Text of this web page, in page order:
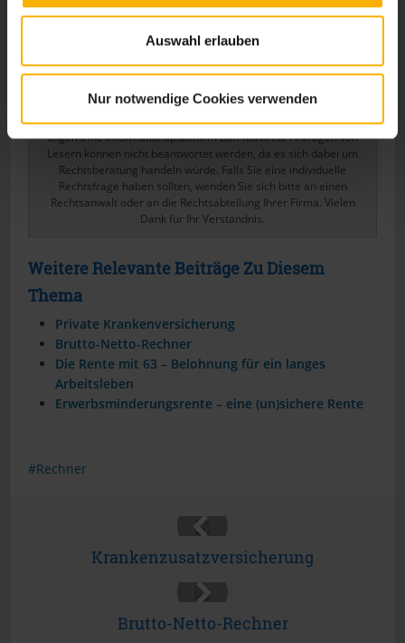
Auswahl erlauben
Nur notwendige Cookies verwenden
Wirtschaftsraum hat.
passenden Tarif zu finden!
Wichtig:Das Portal personal-wissen.net stellt lediglich eine
allgemeine Informationsplattform dar. Konkrete Anfragen von
Lesern können nicht beantwortet werden, da es sich dabei um
Rechtsberatung handeln würde. Falls Sie eine individuelle
Rechtsfrage haben sollten, wenden Sie sich bitte an einen
Rechtsanwalt oder an die Rechtsabteilung Ihrer Firma. Vielen
Dank für Ihr Verständnis.
Weitere Relevante Beiträge Zu Diesem
Thema
Private Krankenversicherung
Brutto-Netto-Rechner
Die Rente mit 63 – Belohnung für ein langes
Arbeitsleben
Erwerbsminderungsrente – eine (un)sichere Rente
Rechner
Krankenzusatzversicherung
Brutto-Netto-Rechner